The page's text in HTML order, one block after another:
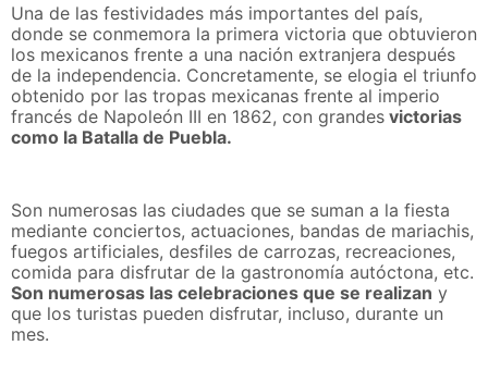
Una de las festividades más importantes del país,
donde se conmemora la primera victoria que obtuvieron
los mexicanos frente a una nación extranjera después
de la independencia. Concretamente, se elogia el triunfo
obtenido por las tropas mexicanas frente al imperio
francés de Napoleón III en 1862, con grandes victorias
como la Batalla de Puebla.
Son numerosas las ciudades que se suman a la fiesta
mediante conciertos, actuaciones, bandas de mariachis,
fuegos artificiales, desfiles de carrozas, recreaciones,
comida para disfrutar de la gastronomía autóctona, etc.
Son numerosas las celebraciones que se realizan y
que los turistas pueden disfrutar, incluso, durante un
mes.